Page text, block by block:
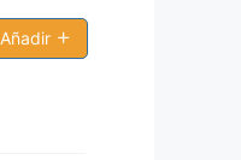
Añadir